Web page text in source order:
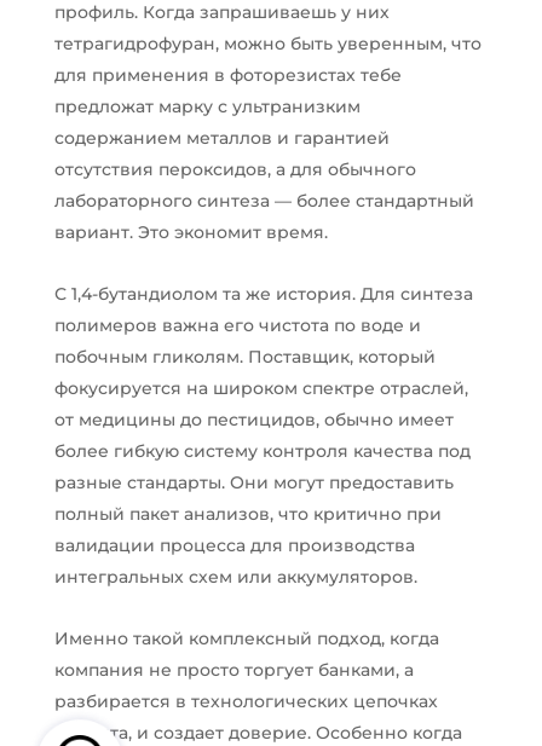
профиль. Когда запрашиваешь у них
тетрагидрофуран, можно быть уверенным, что
для применения в фоторезистах тебе
предложат марку с ультранизким
содержанием металлов и гарантией
отсутствия пероксидов, а для обычного
лабораторного синтеза — более стандартный
вариант. Это экономит время.
С 1,4-бутандиолом та же история. Для синтеза
полимеров важна его чистота по воде и
побочным гликолям. Поставщик, который
фокусируется на широком спектре отраслей,
от медицины до пестицидов, обычно имеет
более гибкую систему контроля качества под
разные стандарты. Они могут предоставить
полный пакет анализов, что критично при
валидации процесса для производства
интегральных схем или аккумуляторов.
Именно такой комплексный подход, когда
компания не просто торгует банками, а
разбирается в технологических цепочках
клиента, и создает доверие. Особенно когда